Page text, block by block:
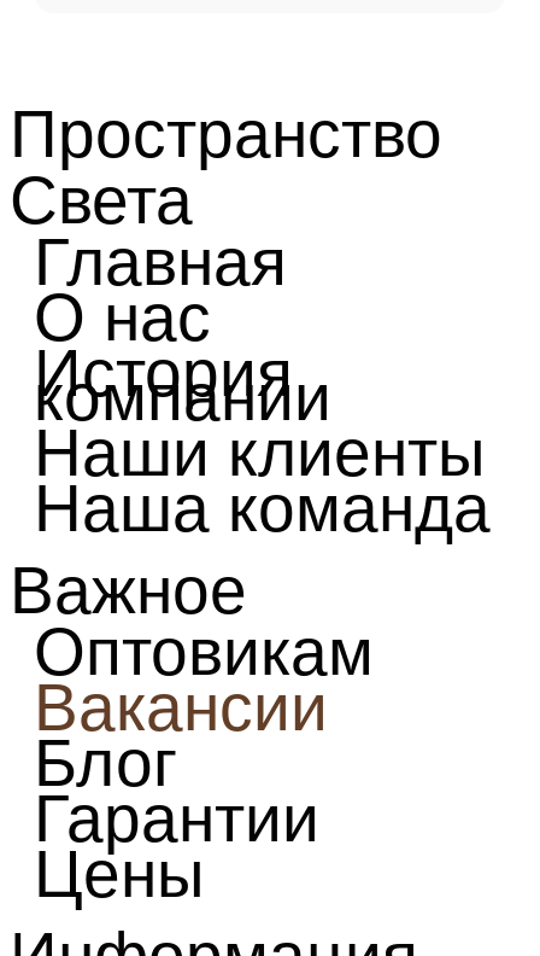
Пространство
Света
Главная
О нас
История
компании
Наши клиенты
Наша команда
Важное
Оптовикам
Вакансии
Блог
Гарантии
Цены